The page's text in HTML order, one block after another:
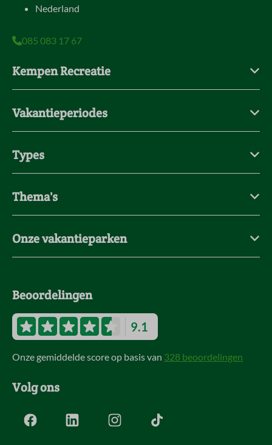
Nederland
085 083 17 67
Kempen Recreatie
Vakantieperiodes
Types
Thema's
Onze vakantieparken
Beoordelingen
9.1
Onze gemiddelde score op basis van 328 beoordelingen
Volg ons